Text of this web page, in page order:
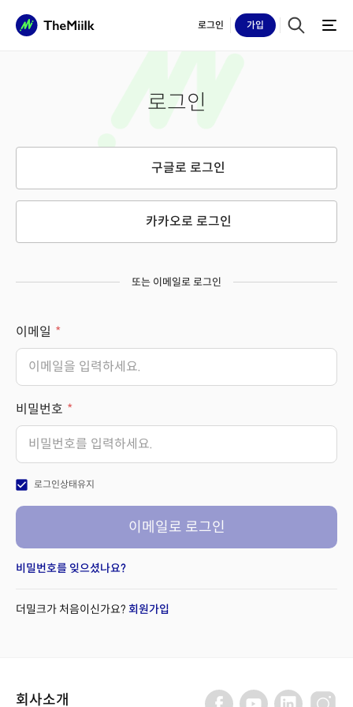
로그인 가입
로그인
구글로 로그인
카카오로 로그인
또는 이메일로 로그인
이메일
비밀번호
check_box 로그인상태유지
이메일로 로그인
비밀번호를 잊으셨나요?
더밀크가 처음이신가요? 회원가입
회사소개